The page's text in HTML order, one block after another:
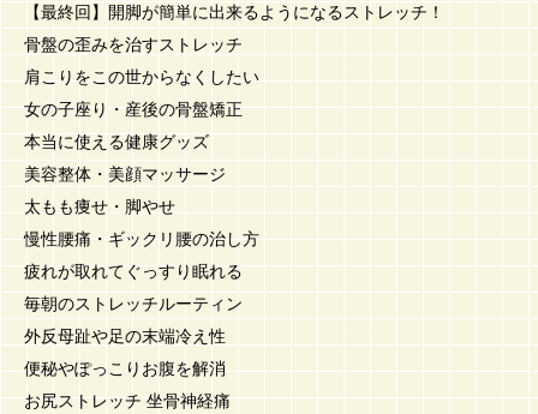
【最終回】開脚が簡単に出来るようになるストレッチ！
骨盤の歪みを治すストレッチ
肩こりをこの世からなくしたい
女の子座り・産後の骨盤矯正
本当に使える健康グッズ
美容整体・美顔マッサージ
太もも痩せ・脚やせ
慢性腰痛・ギックリ腰の治し方
疲れが取れてぐっすり眠れる
毎朝のストレッチルーティン
外反母趾や足の末端冷え性
便秘やぽっこりお腹を解消
お尻ストレッチ 坐骨神経痛